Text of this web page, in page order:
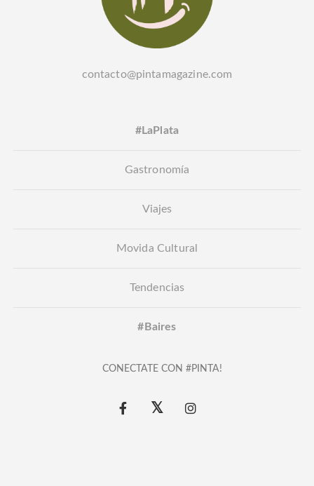
contacto@pintamagazine.com
#LaPlata
Gastronomía
Viajes
Movida Cultural
Tendencias
#Baires
CONECTATE CON #PINTA!